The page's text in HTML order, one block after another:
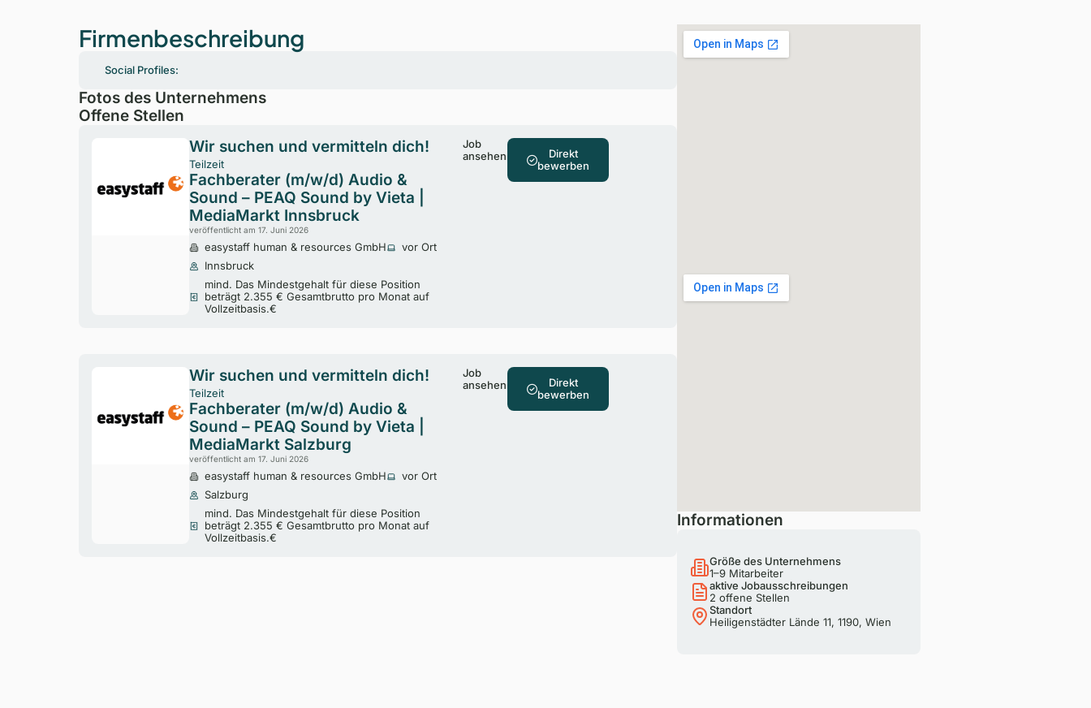
Firmenbeschreibung
Social Profiles:
Fotos des Unternehmens
Offene Stellen
Wir suchen und vermitteln dich!
Teilzeit
Fachberater (m/w/d) Audio &
Sound – PEAQ Sound by Vieta |
MediaMarkt Innsbruck
veröffentlicht am 17. Juni 2026
easystaff human & resources GmbH
vor Ort
Innsbruck
mind. Das Mindestgehalt für diese Position
beträgt 2.355 € Gesamtbrutto pro Monat auf
Vollzeitbasis.€
Direkt
bewerben
Job
ansehen
Wir suchen und vermitteln dich!
Teilzeit
Fachberater (m/w/d) Audio &
Sound – PEAQ Sound by Vieta |
MediaMarkt Salzburg
veröffentlicht am 17. Juni 2026
easystaff human & resources GmbH
vor Ort
Salzburg
mind. Das Mindestgehalt für diese Position
beträgt 2.355 € Gesamtbrutto pro Monat auf
Vollzeitbasis.€
Direkt
bewerben
Job
ansehen
Informationen
Größe des Unternehmens
1–9 Mitarbeiter
aktive Jobausschreibungen
2 offene Stellen
Standort
Heiligenstädter Lände 11, 1190, Wien